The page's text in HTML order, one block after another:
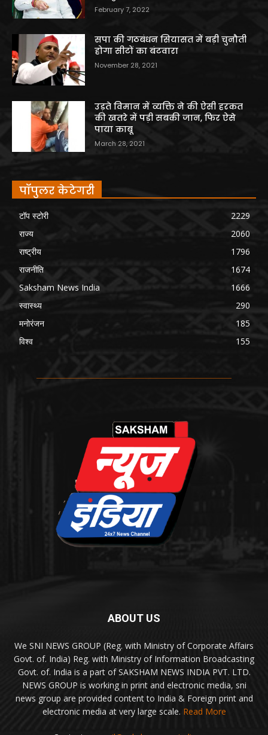
February 7, 2022
सपा की गठबंधन सियासत में बड़ी चुनौती
होगा सीटों का बंटवारा
November 28, 2021
उड़ते विमान में व्यक्ति ने की ऐसी हरकत
की खतरे में पड़ी सबकी जान, फिर ऐसे
पाया काबू
March 28, 2021
पॉपुलर केटेगरी
टॉप स्टोरी
2229
राज्य
2060
राष्ट्रीय
1796
राजनीति
1674
Saksham News India
1666
स्वास्थ्य
290
मनोरंजन
185
विश्व
155
ABOUT US
We SNI NEWS GROUP (Reg. with Ministry of Corporate Affairs
Govt. of. India) Reg. with Ministry of Information Broadcasting
Govt. of. India is a part of SAKSHAM NEWS INDIA PVT. LTD.
NEWS GROUP is working in print and electronic media, sni
news group are provided content to India & Foreign print and
electronic media at very large scale. Read More